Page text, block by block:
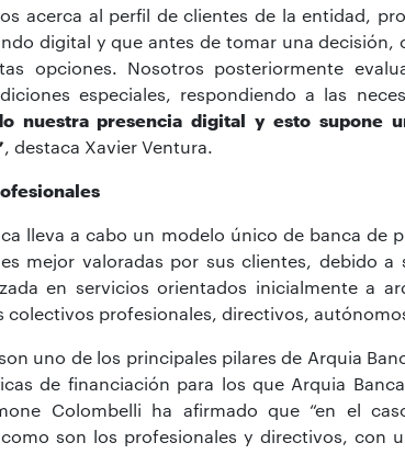
acerca al perfil de clientes de la entidad,
digital y que antes de tomar una decisión,
opciones. Nosotros posteriormente
especiales, respondiendo a las
nuestra presencia digital y esto supone
, destaca Xavier Ventura.
lleva a cabo un modelo único de banca de
mejor valoradas por sus clientes, debido a
en servicios orientados inicialmente a
colectivos profesionales, directivos,
uno de los principales pilares de Arquia
de financiación para los que Arquia
Colombelli ha afirmado que “en el
son los profesionales y directivos, con